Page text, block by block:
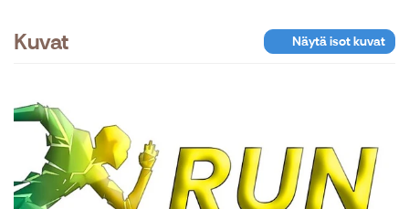
Kuvat Näytä isot kuvat